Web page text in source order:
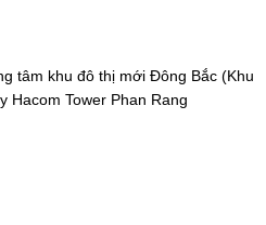
tâm khu đô thị mới Đông Bắc (Khu
Hacom Tower Phan Rang